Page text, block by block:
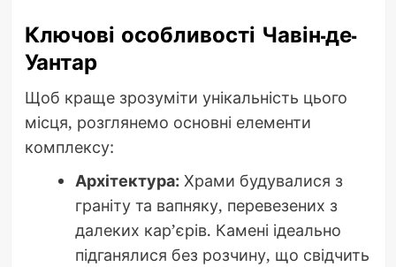
Ключові особливості Чавін-де-
Уантар
Щоб краще зрозуміти унікальність цього
місця, розглянемо основні елементи
комплексу:
Архітектура:Храми будувалися з
граніту та вапняку, перевезених з
далеких кар’єрів. Камені ідеально
підганялися без розчину, що свідчить